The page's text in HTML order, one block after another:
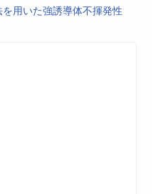
用いた強誘導体不揮発性